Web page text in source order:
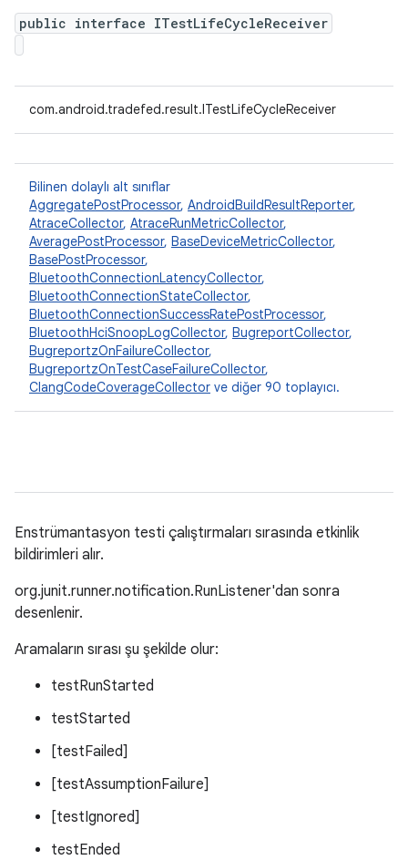
public interface ITestLifeCycleReceiver
com.android.tradefed.result.ITestLifeCycleReceiver
Bilinen dolaylı alt sınıflar
AggregatePostProcessor, AndroidBuildResultReporter,
AtraceCollector, AtraceRunMetricCollector,
AveragePostProcessor, BaseDeviceMetricCollector,
BasePostProcessor,
BluetoothConnectionLatencyCollector,
BluetoothConnectionStateCollector,
BluetoothConnectionSuccessRatePostProcessor,
BluetoothHciSnoopLogCollector, BugreportCollector,
BugreportzOnFailureCollector,
BugreportzOnTestCaseFailureCollector,
ClangCodeCoverageCollector ve diğer 90 toplayıcı.
Enstrümantasyon testi çalıştırmaları sırasında etkinlik
bildirimleri alır.
org.junit.runner.notification.RunListener'dan sonra
desenlenir.
Aramaların sırası şu şekilde olur:
testRunStarted
testStarted
[testFailed]
[testAssumptionFailure]
[testIgnored]
testEnded